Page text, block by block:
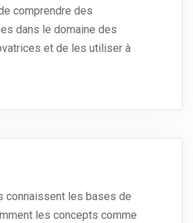
comprendre des
dans le domaine des
et de les utiliser à
connaissent les bases de
les concepts comme